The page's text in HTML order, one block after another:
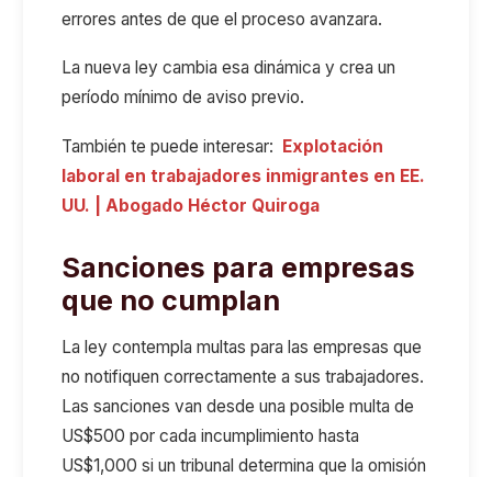
errores antes de que el proceso avanzara.
La nueva ley cambia esa dinámica y crea un
período mínimo de aviso previo.
También te puede interesar: Explotación
laboral en trabajadores inmigrantes en EE.
UU. | Abogado Héctor Quiroga
Sanciones para empresas
que no cumplan
La ley contempla multas para las empresas que
no notifiquen correctamente a sus trabajadores.
Las sanciones van desde una posible multa de
US$500 por cada incumplimiento hasta
US$1,000 si un tribunal determina que la omisión